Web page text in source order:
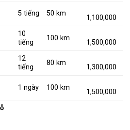
5 tiếng 50 km
1,100,000
10
tiếng
100 km
1,500,000
12
tiếng
80 km
1,300,000
1 ngày 100 km
1,500,000